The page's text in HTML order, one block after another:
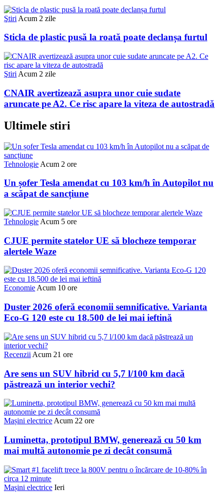
Ştiri Acum 2 zile
Sticla de plastic pusă la roată poate declanșa furtul
Ştiri Acum 2 zile
CNAIR avertizează asupra unor cuie sudate
aruncate pe A2. Ce risc apare la viteza de autostradă
Ultimele stiri
Tehnologie Acum 2 ore
Un șofer Tesla amendat cu 103 km/h în Autopilot nu
a scăpat de sancțiune
Tehnologie Acum 5 ore
CJUE permite statelor UE să blocheze temporar
alertele Waze
EconomieAcum 10 ore
Duster 2026 oferă economii semnificative. Varianta
Eco-G 120 este cu 18.500 de lei mai ieftină
Recenzii Acum 21 ore
Are sens un SUV hibrid cu 5,7 l/100 km dacă
păstrează un interior vechi?
Mașini electrice Acum 22 ore
Luminetta, prototipul BMW, generează cu 50 km
mai multă autonomie pe zi decât consumă
Mașini electrice Ieri